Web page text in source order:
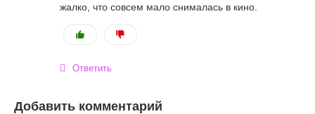
жалко, что совсем мало снималась в кино.
Ответить
Добавить комментарий